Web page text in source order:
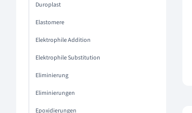
Duroplast
Elastomere
Elektrophile Addition
Elektrophile Substitution
Eliminierung
Eliminierungen
Epoxidierungen